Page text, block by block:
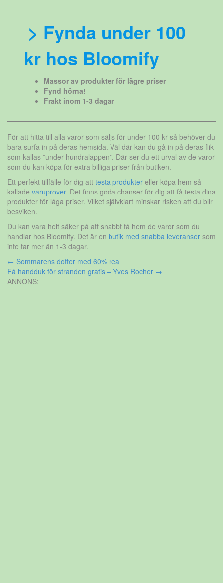
> Fynda under 100
kr hos Bloomify
Massor av produkter för lägre priser
Fynd hörna!
Frakt inom 1-3 dagar
För att hitta till alla varor som säljs för under 100 kr så behöver du
bara surfa in på deras hemsida. Väl där kan du gå in på deras flik
som kallas ”under hundralappen”. Där ser du ett urval av de varor
som du kan köpa för extra billiga priser från butiken.
Ett perfekt tillfälle för dig att testa produkter eller köpa hem så
kallade varuprover. Det finns goda chanser för dig att få testa dina
produkter för låga priser. Vilket självklart minskar risken att du blir
besviken.
Du kan vara helt säker på att snabbt få hem de varor som du
handlar hos Bloomify. Det är en butik med snabba leveranser som
inte tar mer än 1-3 dagar.
Inläggsnavigering
← Sommarens dofter med 60% rea
Få handduk för stranden gratis – Yves Rocher →
ANNONS: